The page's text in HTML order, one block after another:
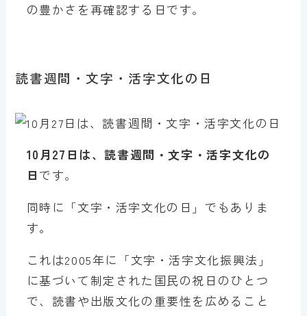
の豊かさを再確認する日です。
読書週間・文字・活字文化の日
10月27日は、読書週間・文字・活字文化の
日 です。
同時に「文字・活字文化の日」でもありま
す。
これは2005年に「文字・活字文化振興法」
に基づいて制定された国民の祝日のひとつ
で、読書や出版文化の重要性を広めること